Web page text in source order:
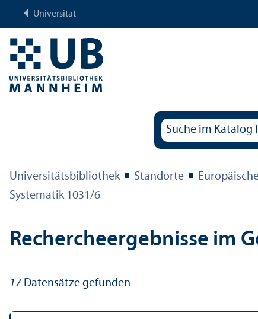
Universität
Universitäts­bibliothek Standorte
Systematik 1031/6
Rechercheergebnisse im
17Datensätze gefunden